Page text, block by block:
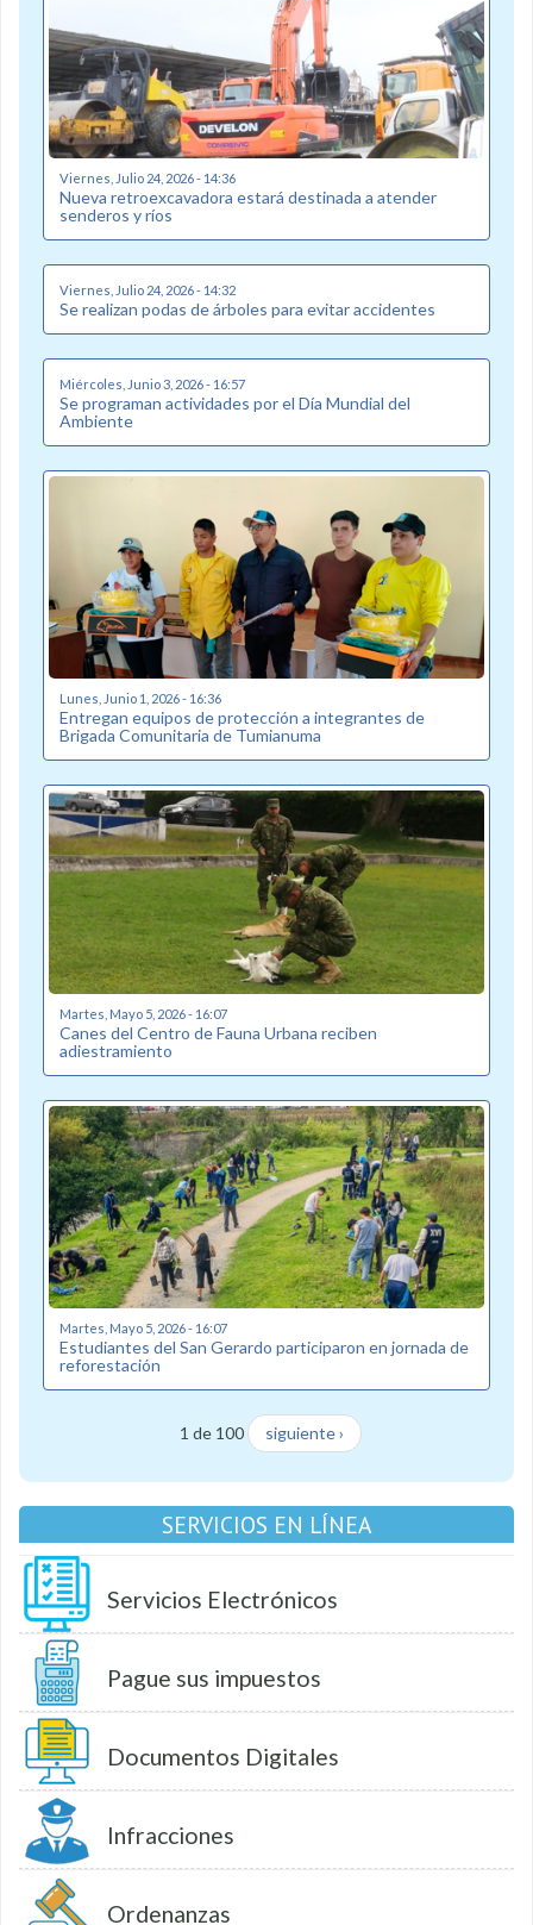
Viernes, Julio 24, 2026 - 14:36
Nueva retroexcavadora estará destinada a atender
senderos y ríos
Viernes, Julio 24, 2026 - 14:32
Se realizan podas de árboles para evitar accidentes
Miércoles, Junio 3, 2026 - 16:57
Se programan actividades por el Día Mundial del
Ambiente
Lunes, Junio 1, 2026 - 16:36
Entregan equipos de protección a integrantes de
Brigada Comunitaria de Tumianuma
Martes, Mayo 5, 2026 - 16:07
Canes del Centro de Fauna Urbana reciben
adiestramiento
Martes, Mayo 5, 2026 - 16:07
Estudiantes del San Gerardo participaron en jornada de
reforestación
1 de 100 siguiente ›
SERVICIOS EN LÍNEA
Servicios Electrónicos
Pague sus impuestos
Documentos Digitales
Infracciones
Ordenanzas